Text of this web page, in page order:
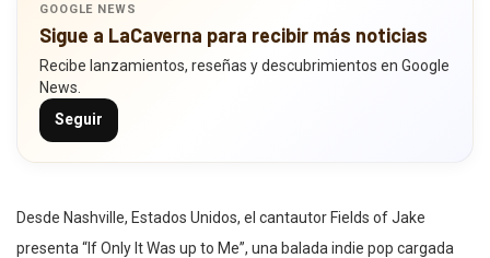
GOOGLE NEWS
Sigue a LaCaverna para recibir más noticias
Recibe lanzamientos, reseñas y descubrimientos en Google
News.
Seguir
Desde Nashville, Estados Unidos, el cantautor Fields of Jake
presenta “If Only It Was up to Me”, una balada indie pop cargada